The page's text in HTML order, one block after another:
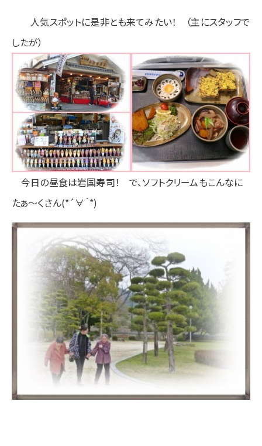
人気スポットに是非とも来てみたい！ （主にスタッフで
したが）
今日の昼食は岩国寿司！ で、ソフトクリームもこんなに
たぁ～くさん(*´∀｀*)